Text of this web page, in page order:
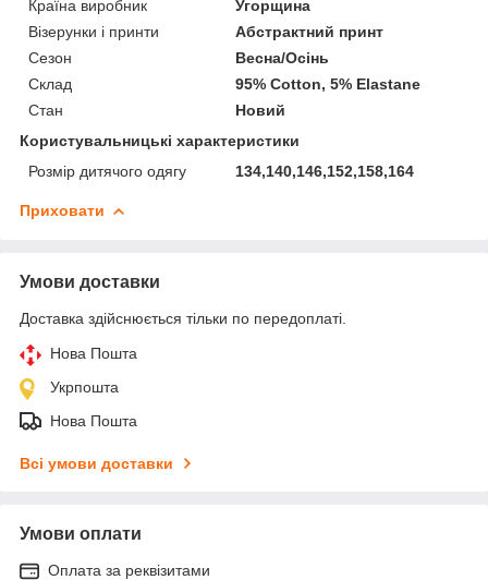
Країна виробник
Угорщина
Візерунки і принти
Абстрактний принт
Сезон
Весна/Осінь
Склад
95% Cotton, 5% Elastane
Стан
Новий
Користувальницькі характеристики
Розмір дитячого одягу
134,140,146,152,158,164
Приховати
Умови доставки
Доставка здійснюється тільки по передоплаті.
Нова Пошта
Укрпошта
Нова Пошта
Всі умови доставки
Умови оплати
Оплата за реквізитами